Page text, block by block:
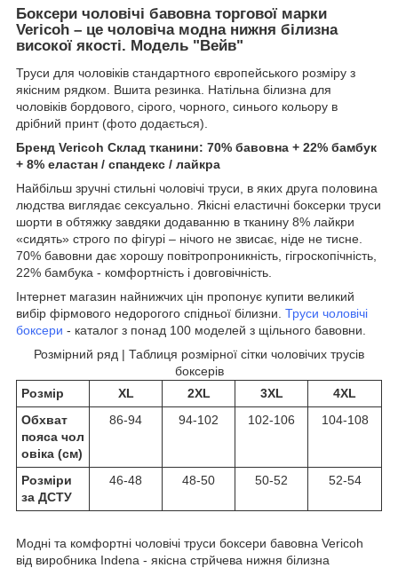
Боксери чоловічі бавовна торгової марки
Vericoh – це чоловіча модна нижня білизна
високої якості. Модель "Вейв"
Труси для чоловіків стандартного європейського розміру з
якісним рядком. Вшита резинка. Натільна білизна для
чоловіків бордового, сірого, чорного, синього кольору в
дрібний принт (фото додається).
Бренд Vericoh Склад тканини: 70% бавовна + 22% бамбук
+ 8% еластан / спандекс / лайкра
Найбільш зручні стильні чоловічі труси, в яких друга половина
людства виглядає сексуально. Якісні еластичні боксерки труси
шорти в обтяжку завдяки додаванню в тканину 8% лайкри
«сидять» строго по фігурі – нічого не звисає, ніде не тисне.
70% бавовни дає хорошу повітропроникність, гігроскопічність,
22% бамбука - комфортність і довговічність.
Інтернет магазин найнижчих цін пропонує купити великий
вибір фірмового недорогого спідньої білизни. Труси чоловічі
боксери - каталог з понад 100 моделей з щільного бавовни.
Розмірний ряд | Таблиця розмірної сітки чоловічих трусів
боксерів
Розмір
XL 2XL 3XL
4XL
Обхват
пояса чол
овіка (см)
86-94 94-102 102-106 104-108
Розміри
за ДСТУ
46-48 48-50 50-52 52-54
Модні та комфортні чоловічі труси боксери бавовна Vericoh
від виробника Indena - якісна стрйчева нижня білизна